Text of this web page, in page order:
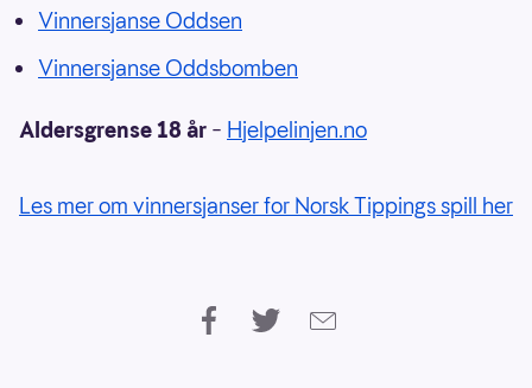
Vinnersjanse Oddsen
Vinnersjanse Oddsbomben
Aldersgrense 18 år – Hjelpelinjen.no
Les mer om vinnersjanser for Norsk Tippings spill her